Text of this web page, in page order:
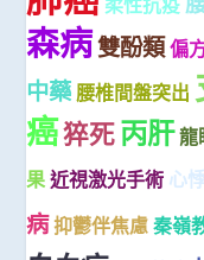
森病雙酚類偏
中藥 腰椎間盤突出
癌猝死丙肝龍
果 近視激光手術 心
病抑鬱伴焦慮 秦嶺